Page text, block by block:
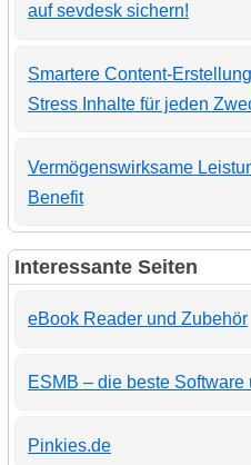
auf sevdesk sichern!
Smartere Content-
Stress Inhalte für jeden
Vermögenswirksame
Benefit
Interessante Seiten
eBook Reader und Zubehör
ESMB – die beste
Pinkies.de